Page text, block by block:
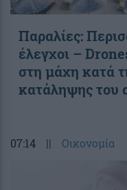
Παραλίες:
έλεγχοι –
στη μάχη κατά
κατάληψης του
07:14 || Οικονομία